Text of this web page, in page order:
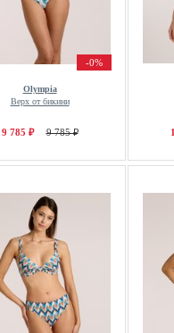
-0%
Olympia
Верх от бикини
9 785 ₽ 9 785 ₽